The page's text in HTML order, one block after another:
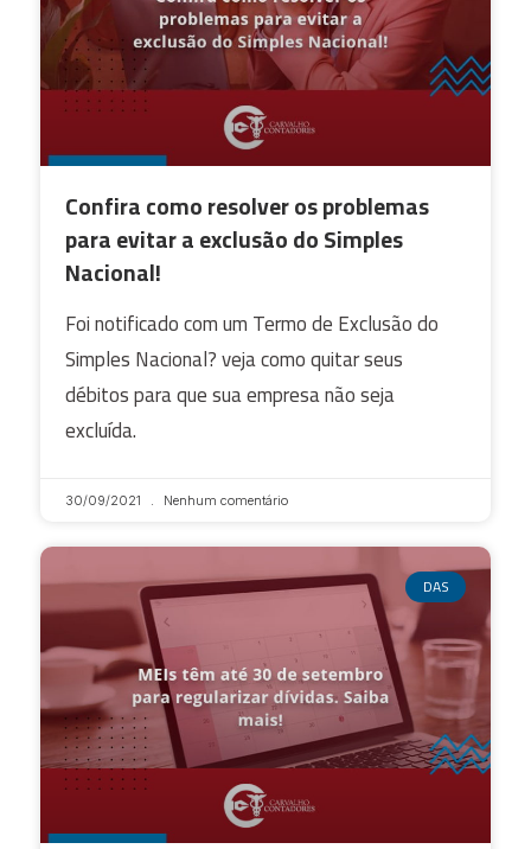
Confira como resolver os problemas
para evitar a exclusão do Simples
Nacional!
Foi notificado com um Termo de Exclusão do
Simples Nacional? veja como quitar seus
débitos para que sua empresa não seja
excluída.
30/09/2021 Nenhum comentário
DAS